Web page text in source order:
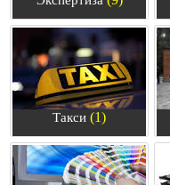
Такси (1)